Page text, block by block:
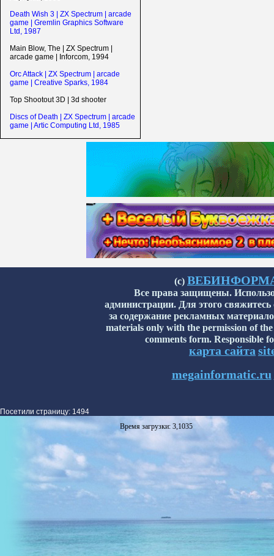
Death Wish 3 | ZX Spectrum | arcade
game | Gremlin Graphics Software
Ltd, 1987
Main Blow, The | ZX Spectrum |
arcade game | Inforcom, 1994
Orc Attack | ZX Spectrum | arcade
game | Creative Sparks, 1984
Top Shootout 3D | 3d shooter
Discs of Death | ZX Spectrum | arcade
game | Artic Computing Ltd, 1985
(с)
Все права защищены.
администрации. Для этого
за содержание рекламных
materials only with the permission of
comments form. Responsible
карта сайта
megainformatic.ru
Посетили страницу: 1494
Время загрузки: 3,1035